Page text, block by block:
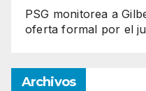
PSG monitorea a
oferta formal por el
Archivos